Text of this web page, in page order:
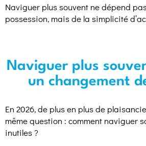
Naviguer plus souvent ne dépend
possession, mais de la simplicité
Naviguer plus
un changement
En 2026, de plus en plus de
même question : comment naviguer
inutiles ?